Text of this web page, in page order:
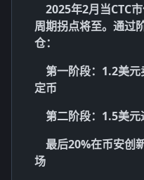
2025年2月当CTC
周期拐点将至。通过
仓：
第一阶段：1.2美
定币
第二阶段：1.5美
最后20%在币安创
场